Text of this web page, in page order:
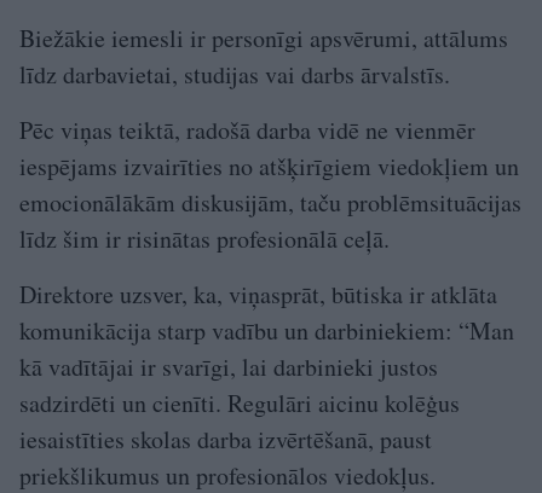
Biežākie iemesli ir personīgi apsvērumi, attālums
līdz darbavietai, studijas vai darbs ārvalstīs.
Pēc viņas teiktā, radošā darba vidē ne vienmēr
iespējams izvairīties no atšķirīgiem viedokļiem un
emocionālākām diskusijām, taču problēmsituācijas
līdz šim ir risinātas profesionālā ceļā.
Direktore uzsver, ka, viņasprāt, būtiska ir atklāta
komunikācija starp vadību un darbiniekiem: “Man
kā vadītājai ir svarīgi, lai darbinieki justos
sadzirdēti un cienīti. Regulāri aicinu kolēģus
iesaistīties skolas darba izvērtēšanā, paust
priekšlikumus un profesionālos viedokļus.